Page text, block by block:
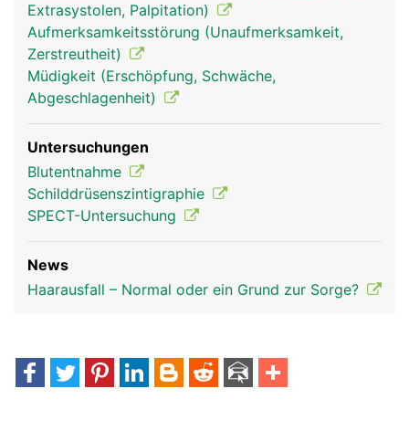
Frau
Nebenschilddrüse
Extrasystolen, Palpitation)
Aufmerksamkeitsstörung (Unaufmerksamkeit,
Zerstreutheit)
Müdigkeit (Erschöpfung, Schwäche,
Abgeschlagenheit)
Untersuchungen
Blutentnahme
Schilddrüsenszintigraphie
SPECT-Untersuchung
News
Haarausfall – Normal oder ein Grund zur Sorge?